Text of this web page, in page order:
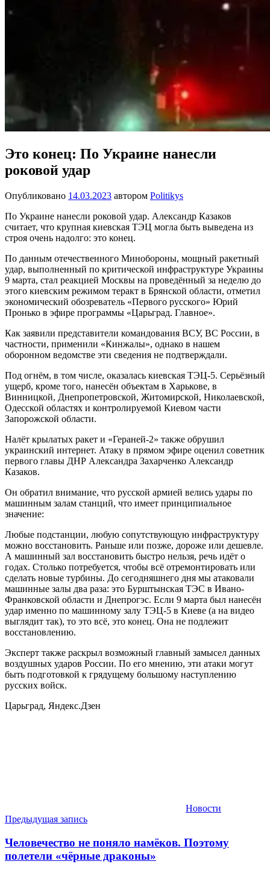
Это конец: По Украине нанесли
роковой удар
Опубликовано 14.03.2023 автором Politikys
По Украине нанесли роковой удар. Александр Казаков
считает, что крупная киевская ТЭЦ могла быть выведена из
строя очень надолго: это конец.
По данным отечественного Минобороны, мощный ракетный
удар, выполненный по критической инфраструктуре Украины
9 марта, стал реакцией Москвы на проведённый за неделю до
этого киевским режимом теракт в Брянской области, отметил
экономический обозреватель «Первого русского» Юрий
Пронько в эфире программы «Царьград. Главное».
Как заявили представители командования ВСУ, ВС России, в
частности, применили «Кинжалы», однако в нашем
оборонном ведомстве эти сведения не подтверждали.
Под огнём, в том числе, оказалась киевская ТЭЦ-5. Серьёзный
ущерб, кроме того, нанесён объектам в Харькове, в
Винницкой, Днепропетровской, Житомирской, Николаевской,
Одесской областях и контролируемой Киевом части
Запорожской области.
Налёт крылатых ракет и «Гераней-2» также обрушил
украинский интернет. Атаку в прямом эфире оценил советник
первого главы ДНР Александра Захарченко Александр
Казаков.
Он обратил внимание, что русской армией велись удары по
машинным залам станций, что имеет принципиальное
значение:
Любые подстанции, любую сопутствующую инфраструктуру
можно восстановить. Раньше или позже, дороже или дешевле.
А машинный зал восстановить быстро нельзя, речь идёт о
годах. Столько потребуется, чтобы всё отремонтировать или
сделать новые турбины. До сегодняшнего дня мы атаковали
машинные залы два раза: это Бурштынская ТЭС в Ивано-
Франковской области и Днепрогэс. Если 9 марта был нанесён
удар именно по машинному залу ТЭЦ-5 в Киеве (а на видео
выглядит так), то это всё, это конец. Она не подлежит
восстановлению.
Эксперт также раскрыл возможный главный замысел данных
воздушных ударов России. По его мнению, эти атаки могут
быть подготовкой к грядущему большому наступлению
русских войск.
Царьград, Яндекс.Дзен
Новости
Навигация
по
записям
Предыдущая запись
Человечество не поняло намёков. Поэтому
полетели «чёрные драконы»